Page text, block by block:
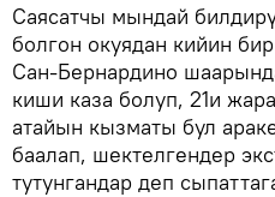
Саясатчы мындай
болгон окуядан кийин
Сан-Бернардино
киши каза болуп, 21и
атайын кызматы бул
баалап, шектелгендер
тутунгандар деп